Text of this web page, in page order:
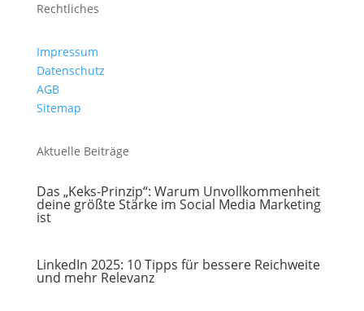
Rechtliches
Impressum
Datenschutz
AGB
Sitemap
Aktuelle Beiträge
Das „Keks-Prinzip“: Warum Unvollkommenheit
deine größte Stärke im Social Media Marketing
ist
LinkedIn 2025: 10 Tipps für bessere Reichweite
und mehr Relevanz